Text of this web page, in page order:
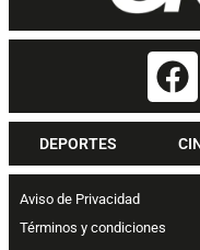
DEPORTES
Aviso de Privacidad
Términos y condiciones